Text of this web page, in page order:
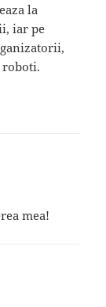
la
iar pe
roboti.
mea!